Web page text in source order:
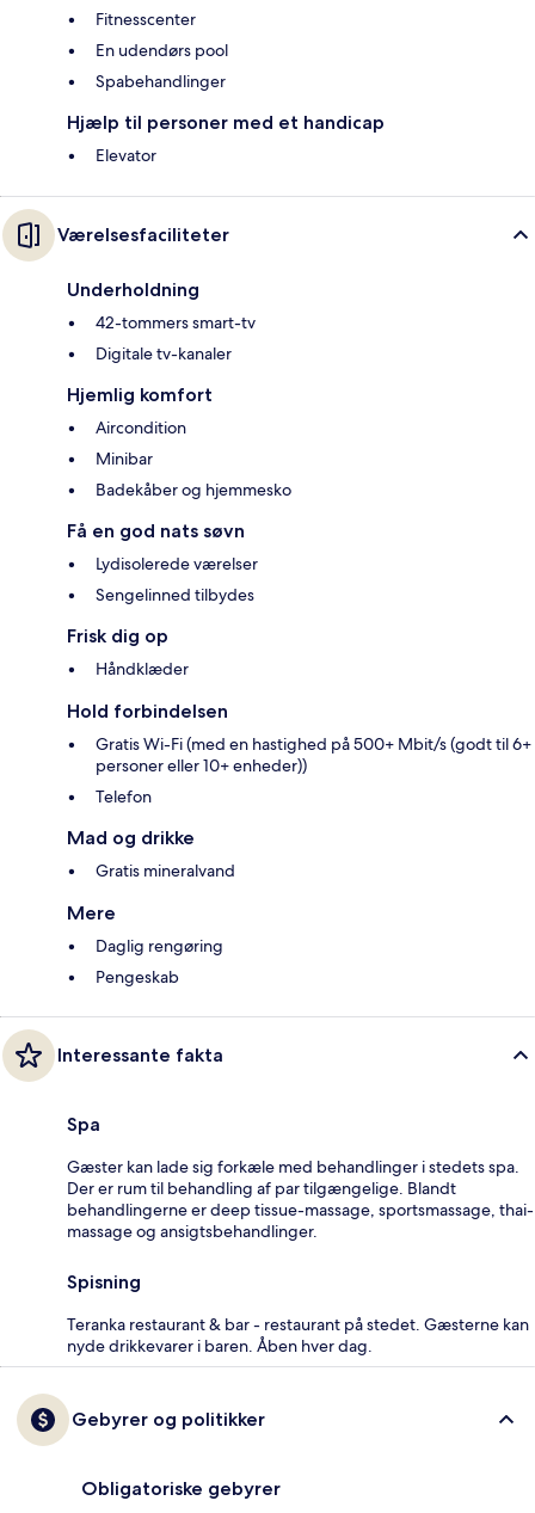
Fitnesscenter
En udendørs pool
Spabehandlinger
Hjælp til personer med et handicap
Elevator
Værelsesfaciliteter
Underholdning
42-tommers smart-tv
Digitale tv-kanaler
Hjemlig komfort
Aircondition
Minibar
Badekåber og hjemmesko
Få en god nats søvn
Lydisolerede værelser
Sengelinned tilbydes
Frisk dig op
Håndklæder
Hold forbindelsen
Gratis Wi-Fi (med en hastighed på 500+ Mbit/s (godt til 6+
personer eller 10+ enheder))
Telefon
Mad og drikke
Gratis mineralvand
Mere
Daglig rengøring
Pengeskab
Interessante fakta
Spa
Gæster kan lade sig forkæle med behandlinger i stedets spa.
Der er rum til behandling af par tilgængelige. Blandt
behandlingerne er deep tissue-massage, sportsmassage, thai-
massage og ansigtsbehandlinger.
Spisning
Teranka restaurant & bar - restaurant på stedet. Gæsterne kan
nyde drikkevarer i baren. Åben hver dag.
Gebyrer og politikker
Obligatoriske gebyrer